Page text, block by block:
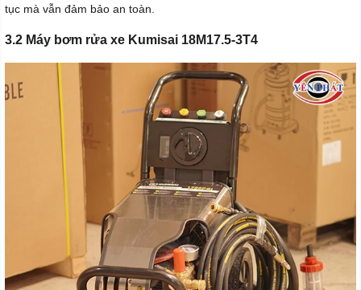
tục mà vẫn đảm bảo an toàn.
3.2 Máy bơm rửa xe Kumisai 18M17.5-3T4